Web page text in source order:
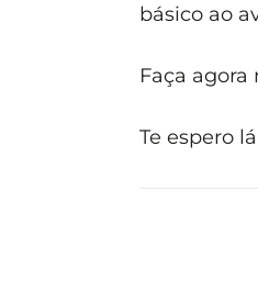
básico ao
Faça agora
Te espero